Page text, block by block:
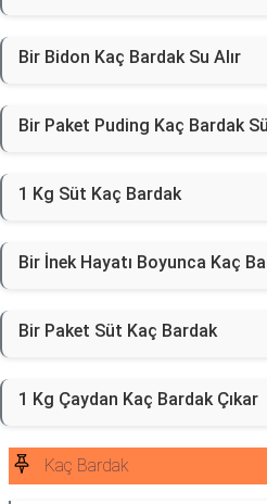
Bir Bidon Kaç Bardak Su Alır
Bir Paket Puding Kaç Bardak
1 Kg Süt Kaç Bardak
Bir İnek Hayatı Boyunca Kaç
Bir Paket Süt Kaç Bardak
1 Kg Çaydan Kaç Bardak Çıkar
Kaç Bardak